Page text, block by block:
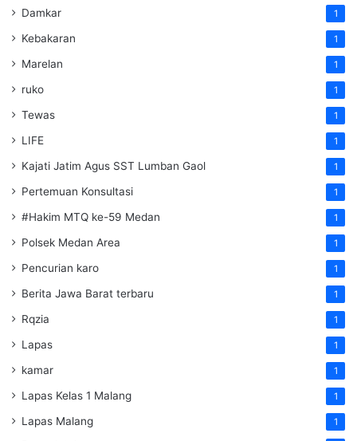
Damkar 1
Kebakaran 1
Marelan 1
ruko 1
Tewas 1
LIFE 1
Kajati Jatim Agus SST Lumban Gaol 1
Pertemuan Konsultasi 1
#Hakim MTQ ke-59 Medan 1
Polsek Medan Area 1
Pencurian karo 1
Berita Jawa Barat terbaru 1
Rqzia 1
Lapas 1
kamar 1
Lapas Kelas 1 Malang 1
Lapas Malang 1